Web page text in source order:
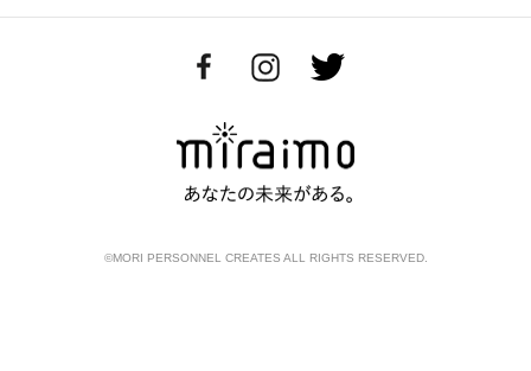
©MORI PERSONNEL CREATES ALL RIGHTS RESERVED.